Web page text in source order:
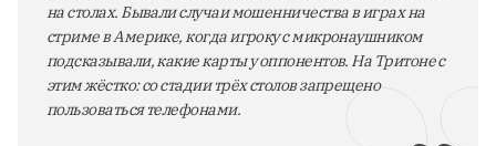
на столах. Бывали случаи мошенничества в играх на
стриме в Америке, когда игроку с микронаушником
подсказывали, какие карты у оппонентов. На Тритоне с
этим жёстко: со стадии трёх столов запрещено
пользоваться телефонами.